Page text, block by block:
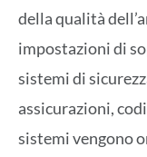
della qualità
impostazioni di
sistemi di
assicurazioni,
sistemi vengono